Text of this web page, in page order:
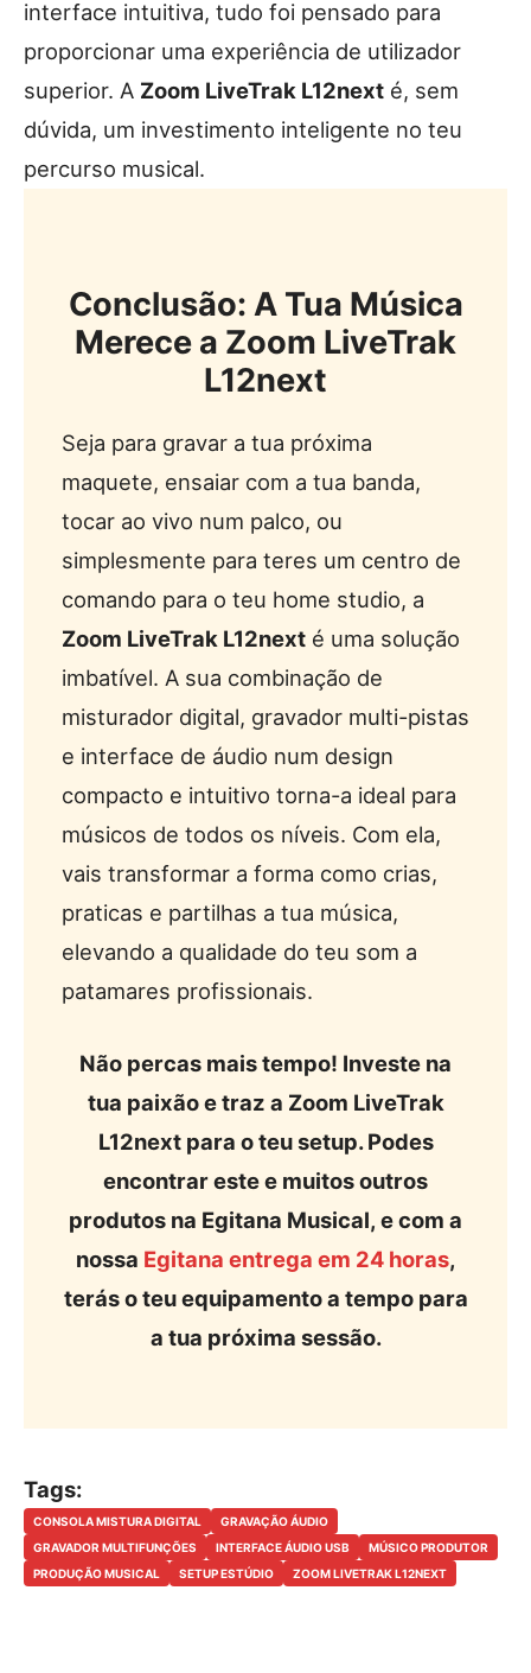
interface intuitiva, tudo foi pensado para
proporcionar uma experiência de utilizador
superior. A Zoom LiveTrak L12next é, sem
dúvida, um investimento inteligente no teu
percurso musical.
Conclusão: A Tua Música
Merece a Zoom LiveTrak
L12next
Seja para gravar a tua próxima
maquete, ensaiar com a tua banda,
tocar ao vivo num palco, ou
simplesmente para teres um centro de
comando para o teu home studio, a
Zoom LiveTrak L12next é uma solução
imbatível. A sua combinação de
misturador digital, gravador multi-pistas
e interface de áudio num design
compacto e intuitivo torna-a ideal para
músicos de todos os níveis. Com ela,
vais transformar a forma como crias,
praticas e partilhas a tua música,
elevando a qualidade do teu som a
patamares profissionais.
Não percas mais tempo! Investe na
tua paixão e traz a Zoom LiveTrak
L12next para o teu setup. Podes
encontrar este e muitos outros
produtos na Egitana Musical, e com a
nossa Egitana entrega em 24 horas,
terás o teu equipamento a tempo para
a tua próxima sessão.
Tags:
CONSOLA MISTURA DIGITAL
GRAVAÇÃO ÁUDIO
GRAVADOR MULTIFUNÇÕES
INTERFACE ÁUDIO USB
MÚSICO PRODUTOR
PRODUÇÃO MUSICAL
SETUP ESTÚDIO ZOOM LIVETRAK L12NEXT